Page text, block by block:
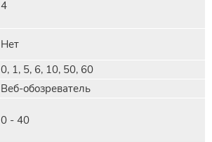
4
Нет
0, 1, 5, 6, 10, 50, 60
Веб-обозреватель
0 - 40